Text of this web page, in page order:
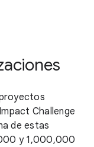
Challenge
de estas
y 1,000,000